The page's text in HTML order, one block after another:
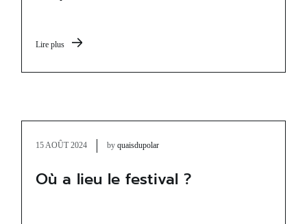
Lire plus
15 AOÛT 2024 byquaisdupolar
Où a lieu le festival ?